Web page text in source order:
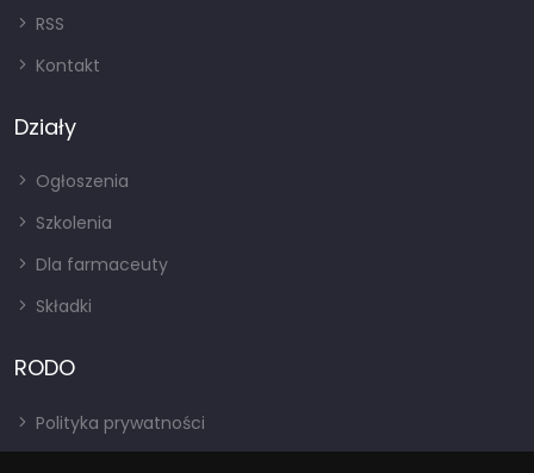
RSS
Kontakt
Działy
Ogłoszenia
Szkolenia
Dla farmaceuty
Składki
RODO
Polityka prywatności